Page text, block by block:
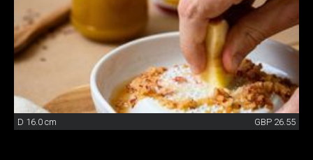
D 16.0 cm GBP 26.55